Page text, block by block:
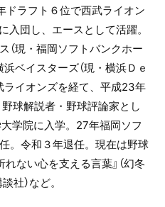
ドラフト６位で西武ライオン
入団し、エースとして活躍。
（現・福岡ソフトバンクホー
ベイスターズ（現・横浜Ｄｅ
ライオンズを経て、平成23年
球解説者・野球評論家とし
学院に入学。 27年福岡ソフ
。令和３年退任。現在は野球
ない心を支える言葉』（幻冬
社）など。